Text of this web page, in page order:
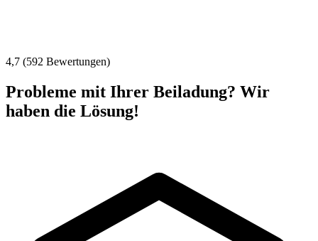
4,7 (592 Bewertungen)
Probleme mit Ihrer Beiladung? Wir
haben die Lösung!